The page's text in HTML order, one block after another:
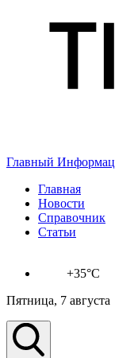
Главный
Главная
Новости
Справочник
Статьи
+35°C
Пятница, 7 августа